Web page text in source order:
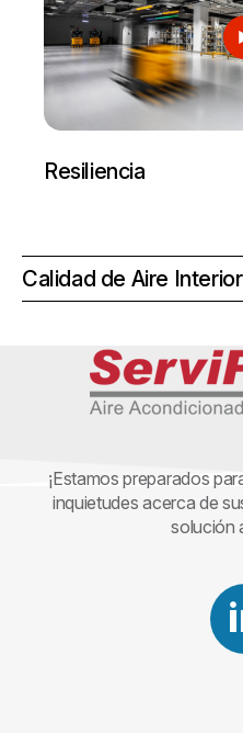
Resiliencia
Calidad de Aire Interior
¡Estamos preparados
inquietudes acerca de
solución